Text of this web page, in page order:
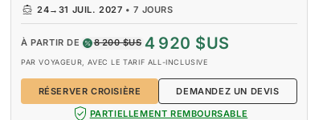
24→ 31 JUIL. 2027 •7 JOURS
À PARTIR DE 8 200 $US 4 920 $US
PAR VOYAGEUR, AVEC LE TARIF ALL-INCLUSIVE
RÉSERVER CROISIÈRE
DEMANDEZ UN DEVIS
PARTIELLEMENT REMBOURSABLE